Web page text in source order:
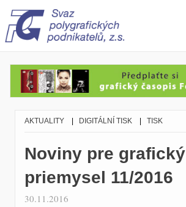
AKTUALITY DIGITÁLNÍ TISK TISK
Noviny pre grafický
priemysel 11/2016
30.11.2016